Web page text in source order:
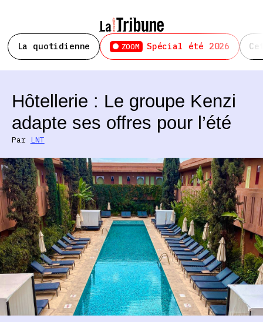
La quotidienne ZOOM Spécial été 2026
Hôtellerie : Le groupe Kenzi
adapte ses offres pour l’été
Par LNT